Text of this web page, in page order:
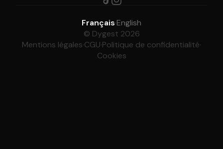
Français·English
© Dygest 2026
Mentions légales·CGU·Politique de confidentialité·
Cookies